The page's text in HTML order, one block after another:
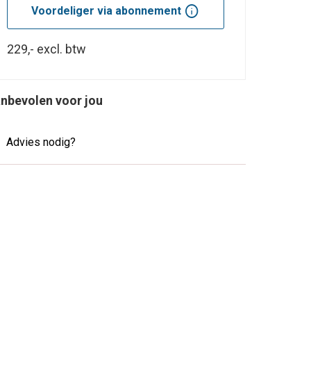
Voordeliger via abonnement info
229,- excl. btw
voor jou
Advies nodig?